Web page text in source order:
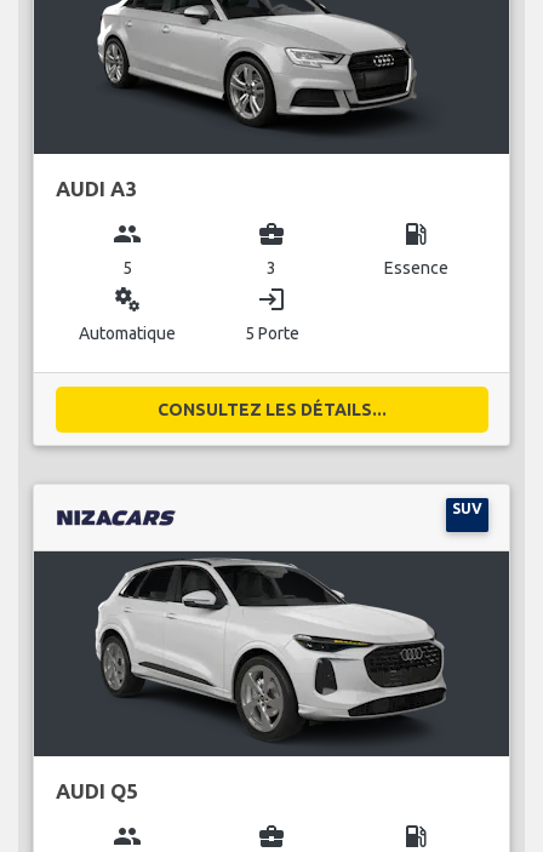
AUDI A3
group
5
business_center
3
local_gas_station
Essence
miscellaneous_services
Automatique
login
5 Porte
CONSULTEZ LES DÉTAILS...
SUV
AUDI Q5
group business_center local_gas_station